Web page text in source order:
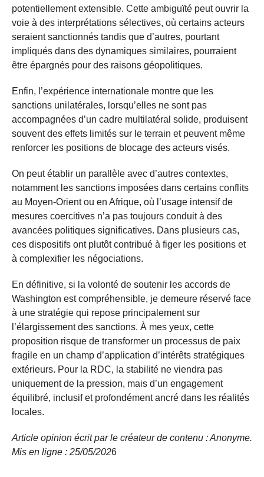
potentiellement extensible. Cette ambiguïté peut ouvrir la
voie à des interprétations sélectives, où certains acteurs
seraient sanctionnés tandis que d’autres, pourtant
impliqués dans des dynamiques similaires, pourraient
être épargnés pour des raisons géopolitiques.
Enfin, l’expérience internationale montre que les
sanctions unilatérales, lorsqu’elles ne sont pas
accompagnées d’un cadre multilatéral solide, produisent
souvent des effets limités sur le terrain et peuvent même
renforcer les positions de blocage des acteurs visés.
On peut établir un parallèle avec d’autres contextes,
notamment les sanctions imposées dans certains conflits
au Moyen-Orient ou en Afrique, où l’usage intensif de
mesures coercitives n’a pas toujours conduit à des
avancées politiques significatives. Dans plusieurs cas,
ces dispositifs ont plutôt contribué à figer les positions et
à complexifier les négociations.
En définitive, si la volonté de soutenir les accords de
Washington est compréhensible, je demeure réservé face
à une stratégie qui repose principalement sur
l’élargissement des sanctions. À mes yeux, cette
proposition risque de transformer un processus de paix
fragile en un champ d’application d’intérêts stratégiques
extérieurs. Pour la RDC, la stabilité ne viendra pas
uniquement de la pression, mais d’un engagement
équilibré, inclusif et profondément ancré dans les réalités
locales.
Article opinion écrit par le créateur de contenu : Anonyme.
Mis en ligne : 25/05/2026